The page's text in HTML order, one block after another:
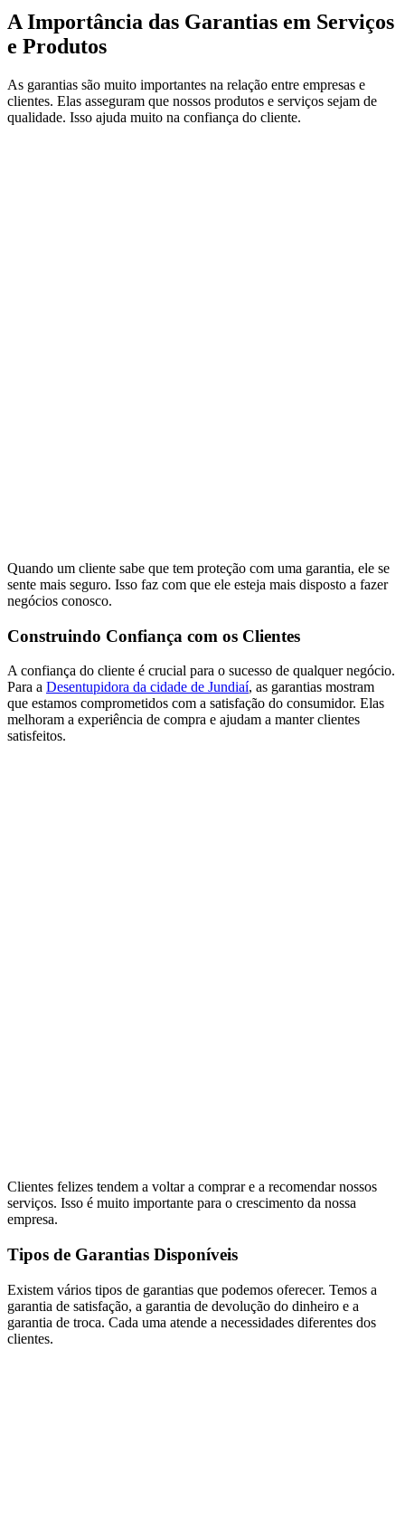
A Importância das Garantias em Serviços
e Produtos
As garantias são muito importantes na relação entre empresas e
clientes. Elas asseguram que nossos produtos e serviços sejam de
qualidade. Isso ajuda muito na confiança do cliente.
Quando um cliente sabe que tem proteção com uma garantia, ele se
sente mais seguro. Isso faz com que ele esteja mais disposto a fazer
negócios conosco.
Construindo Confiança com os Clientes
A confiança do cliente é crucial para o sucesso de qualquer negócio.
Para a Desentupidora da cidade de Jundiaí, as garantias mostram
que estamos comprometidos com a satisfação do consumidor. Elas
melhoram a experiência de compra e ajudam a manter clientes
satisfeitos.
Clientes felizes tendem a voltar a comprar e a recomendar nossos
serviços. Isso é muito importante para o crescimento da nossa
empresa.
Tipos de Garantias Disponíveis
Existem vários tipos de garantias que podemos oferecer. Temos a
garantia de satisfação, a garantia de devolução do dinheiro e a
garantia de troca. Cada uma atende a necessidades diferentes dos
clientes.